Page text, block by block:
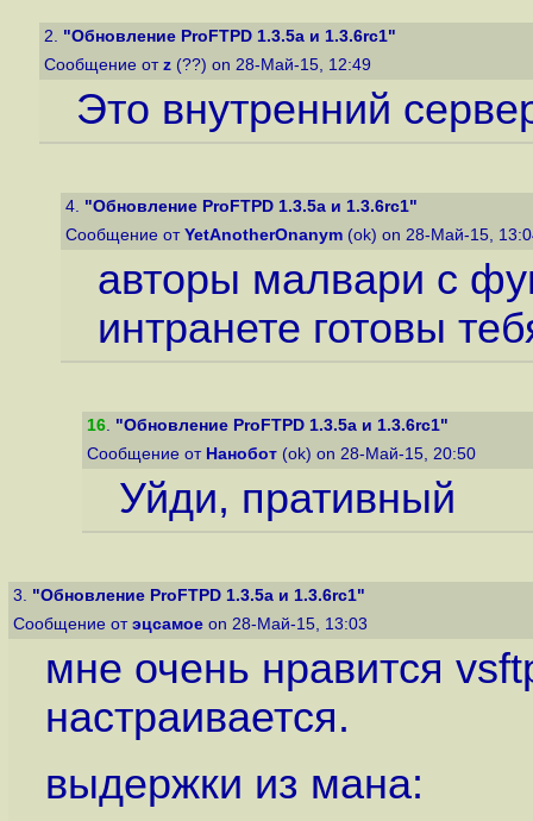
2. "Обновление ProFTPD 1.3.5a и 1.3.6rc1"
Сообщение от z (??) on 28-Май-15, 12:49
Это внутренний
4. "Обновление ProFTPD 1.3.5a и 1.3.6rc1"
Сообщение от YetAnotherOnanym (ok) on 28-Май-15,
авторы малвари с
интранете готовы
16. "Обновление ProFTPD 1.3.5a и 1.3.6rc1"
Сообщение от Нанобот (ok) on 28-Май-15, 20:50
Уйди, пративный
3. "Обновление ProFTPD 1.3.5a и 1.3.6rc1"
Сообщение от эцсамое on 28-Май-15, 13:03
мне очень нравится
настраивается.
выдержки из мана: